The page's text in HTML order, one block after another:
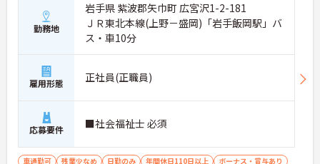
勤務地
岩手県 紫波郡矢巾町 広宮沢1-2-181
ＪＲ東北本線(上野－盛岡)「岩手飯岡駅」バ
ス・車10分
雇用形態 正社員(正職員)
応募要件 ■社会福祉士 必須
車通勤可 残業少なめ 日勤のみ 年間休日110日以上 ボーナス・賞与あり